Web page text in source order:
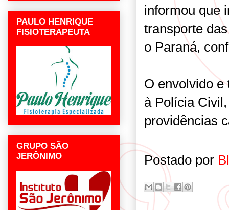
informou que
transporte
o Paraná,
O envolvido e
à Polícia
providências
Postado por
PAULO HENRIQUE
FISIOTERAPEUTA
GRUPO SÃO
JERÔNIMO